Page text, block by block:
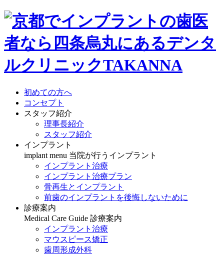
初めての方へ
コンセプト
スタッフ紹介
理事長紹介
スタッフ紹介
インプラント
implant menu 当院が行うインプラント
インプラント治療
インプラント治療プラン
骨再生とインプラント
前歯のインプラントを後悔しないために
診療案内
Medical Care Guide 診療案内
インプラント治療
マウスピース矯正
歯周形成外科